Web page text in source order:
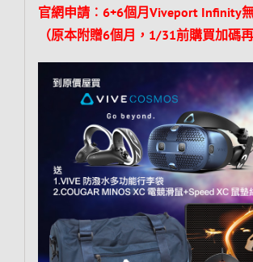
官網申請︰6+6個月Viveport Infinity
（原本附贈6個月，1/31前購買加碼再